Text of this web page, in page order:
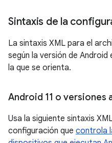
Sintaxis de la
La sintaxis XML para el
según la versión de Android
la que se orienta.
Android 11 o versiones
Usa la siguiente sintaxis
configuración que controla